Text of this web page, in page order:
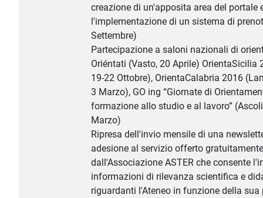
creazione di un'apposita area del portale
l'implementazione di un sistema di
Settembre)
Partecipazione a saloni nazionali di
Oriéntati (Vasto, 20 Aprile) OrientaSicilia
19-22 Ottobre), OrientaCalabria 2016
3 Marzo), GO ing “Giornate di
formazione allo studio e al lavoro”
Marzo)
Ripresa dell'invio mensile di una
adesione al servizio offerto gratuitamente
dall'Associazione ASTER che consente
informazioni di rilevanza scientifica e
riguardanti l'Ateneo in funzione della sua